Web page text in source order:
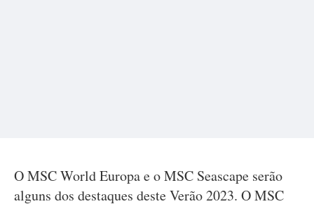
O MSC World Europa e o MSC Seascape serão
alguns dos destaques deste Verão 2023. O MSC